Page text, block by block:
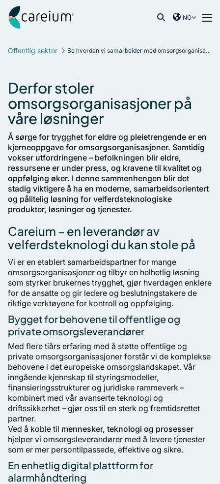
Hopp til innhold
Careium Norway
NO
France
Spain
United Kingdom
Offentlig sektor Se hvordan vi samarbeider med omsorgsorganisasjoner
Derfor stoler
omsorgsorganisasjoner på
våre løsninger
Å sørge for trygghet for eldre og pleietrengende er en
kjerneoppgave for omsorgsorganisasjoner. Samtidig
vokser utfordringene – befolkningen blir eldre,
ressursene er under press, og kravene til kvalitet og
oppfølging øker. I denne sammenhengen blir det
stadig viktigere å ha en moderne, samarbeidsorientert
og pålitelig løsning for velferdsteknologiske
produkter, løsninger og tjenester.
Careium – en leverandør av
velferdsteknologi du kan stole på
Vi er en etablert samarbeidspartner for mange
omsorgsorganisasjoner og tilbyr en helhetlig løsning
som styrker brukernes trygghet, gjør hverdagen enklere
for de ansatte og gir ledere og beslutningstakere de
riktige verktøyene for kontroll og oppfølging.
Bygget for behovene til offentlige og
private omsorgsleverandører
Med flere tiårs erfaring med å støtte offentlige og
private omsorgsorganisasjoner forstår vi de komplekse
behovene i det europeiske omsorgslandskapet. Vår
inngående kjennskap til styringsmodeller,
finansieringsstrukturer og juridiske rammeverk –
kombinert med vår avanserte teknologi og
driftssikkerhet – gjør oss til en sterk og fremtidsrettet
partner.
Ved å koble til mennesker, teknologi og prosesser
hjelper vi omsorgsleverandører med å levere tjenester
som er mer persontilpassede, effektive og sikre.
En enhetlig digital plattform for
alarmhåndtering